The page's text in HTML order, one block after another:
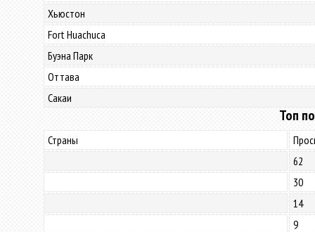
Хьюстон
Fort Huachuca
Буэна Парк
Оттава
Сакаи
Топ
Страны
62
30
14
9